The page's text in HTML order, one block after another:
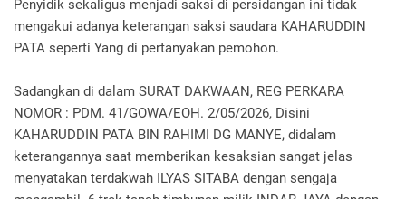
Penyidik sekaligus menjadi saksi di persidangan ini tidak
mengakui adanya keterangan saksi saudara KAHARUDDIN
PATA seperti Yang di pertanyakan pemohon.
Sadangkan di dalam SURAT DAKWAAN, REG PERKARA
NOMOR : PDM. 41/GOWA/EOH. 2/05/2026, Disini
KAHARUDDIN PATA BIN RAHIMI DG MANYE, didalam
keterangannya saat memberikan kesaksian sangat jelas
menyatakan terdakwah ILYAS SITABA dengan sengaja